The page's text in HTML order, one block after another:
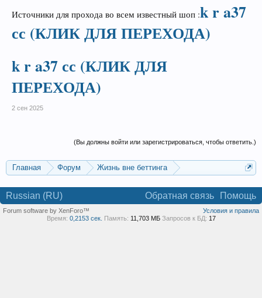
Источники для прохода во всем известный шоп :k r a37
сс (КЛИК ДЛЯ ПЕРЕХОДА)
k r a37 сс (КЛИК ДЛЯ
ПЕРЕХОДА)
2 сен 2025
(Вы должны войти или зарегистрироваться, чтобы ответить.)
Главная Форум
Жизнь вне беттинга
Russian (RU) Обратная связь Помощь
Условия и правила
Forum software by XenForo™
Время: 0,2153 сек. Память: 11,703 МБ Запросов к БД: 17